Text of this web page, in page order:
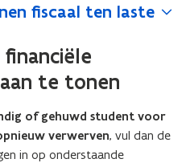
fiscaal ten laste
te tonen
of gehuwd student voor
verwerven, vul dan de
in op onderstaande